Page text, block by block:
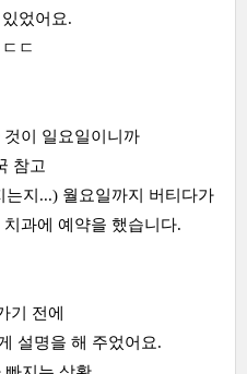
었어요.
ㄷ
이 일요일이니까
참고
지...) 월요일까지 버티다가
과에 예약을 했습니다.
기 전에
설명을 해 주었어요.